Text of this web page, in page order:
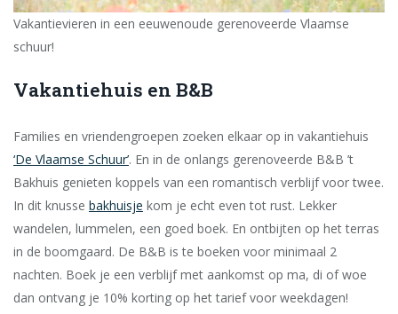
Vakantievieren in een eeuwenoude gerenoveerde Vlaamse
schuur!
Vakantiehuis en B&B
Families en vriendengroepen zoeken elkaar op in vakantiehuis
‘De Vlaamse Schuur’. En in de onlangs gerenoveerde B&B ’t
Bakhuis genieten koppels van een romantisch verblijf voor twee.
In dit knusse bakhuisje kom je echt even tot rust. Lekker
wandelen, lummelen, een goed boek. En ontbijten op het terras
in de boomgaard. De B&B is te boeken voor minimaal 2
nachten. Boek je een verblijf met aankomst op ma, di of woe
dan ontvang je 10% korting op het tarief voor weekdagen!